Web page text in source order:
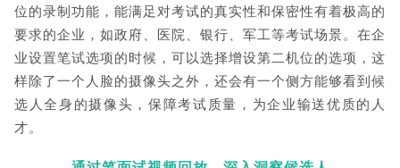
位的录制功能，能满足对考试的真实性和保密性有着极高的
要求的企业，如政府、医院、银行、军工等考试场景。 在企
业设置笔试选项的时候，可以选择增设第二机位的选项，这
样除了一个人脸的摄像头之外，还会有一个侧方能够看到候
选人全身的摄像头，保障考试质量，为企业输送优质的人
才。